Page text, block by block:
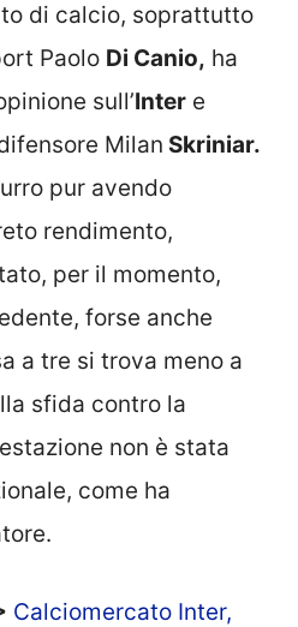
di calcio, soprattutto
Paolo Di Canio, ha
sull’Inter e
Milan Skriniar.
pur avendo
rendimento,
per il momento,
forse anche
a tre si trova meno a
sfida contro la
non è stata
come ha
Calciomercato Inter,